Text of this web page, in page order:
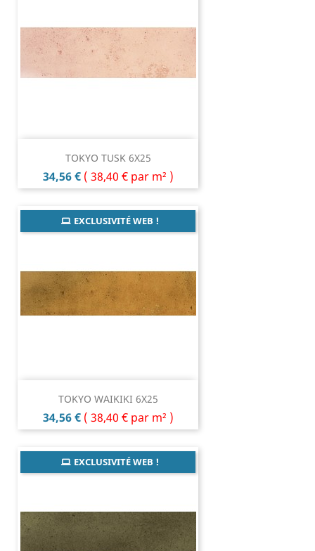
TOKYO TUSK 6X25
Prix
34,56 € ( 38,40 € par m² )
TOKYO WAIKIKI 6X25
Prix
34,56 € ( 38,40 € par m² )
EXCLUSIVITÉ WEB !
EXCLUSIVITÉ WEB !